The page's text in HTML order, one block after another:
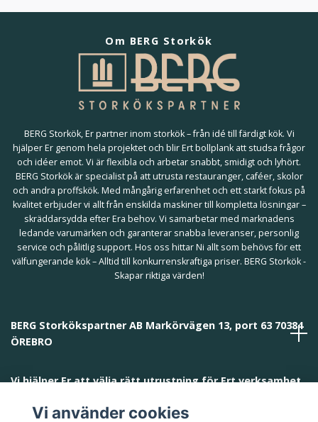
Om BERG Storkök
BERG Storkök, Er partner inom storkök – från idé till färdigt kök. Vi
hjälper Er genom hela projektet och blir Ert bollplank att studsa frågor
och idéer emot. Vi är flexibla och arbetar snabbt, smidigt och lyhört.
BERG Storkök är specialist på att utrusta restauranger, caféer, skolor
och andra proffskök. Med mångårig erfarenhet och ett starkt fokus på
kvalitet erbjuder vi allt från enskilda maskiner till kompletta lösningar –
skräddarsydda efter Era behov. Vi samarbetar med marknadens
ledande varumärken och garanterar snabba leveranser, personlig
service och pålitlig support. Hos oss hittar Ni allt som behövs för ett
välfungerande kök – Alltid till konkurrenskraftiga priser. BERG Storkök -
Skapar riktiga värden!
BERG Storkökspartner AB Markörvägen 13, port 63 70384
ÖREBRO
Vi hjälper Er att välja rätt utrustning för Ert verksamhet
Vi använder cookies